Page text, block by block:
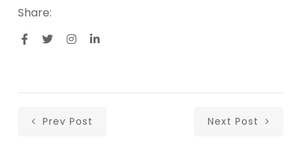
Share:
Prev Post Next Post